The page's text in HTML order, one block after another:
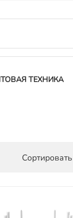
ТЕХНИКА